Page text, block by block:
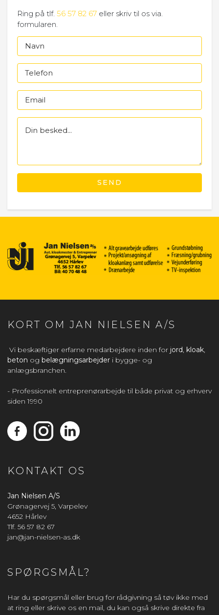
Ring på tlf. 56 57 82 67 eller skriv til os via.
formularen.
KORT OM JAN NIELSEN A/S
Vi beskæftiger erfarne medarbejdere inden for jord kloak
beton og belægningsarbejder i bygge- og
anlægsbranchen.
- Professionelt entreprenørarbejde til både privat og erhverv
siden 1990
KONTAKT OS
Jan Nielsen A/S
Grønagervej 5, Varpelev
4652 Hårlev
Tlf. 56 57 82 67
jan@jan-nielsen-as.dk
SPØRGSMÅL?
Har du spørgsmål eller brug for rådgivning så tøv ikke med
at ring eller skrive os en mail, du kan også skrive direkte fra